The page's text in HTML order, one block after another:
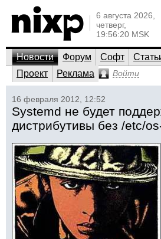
6 августа 2026,
четверг,
19:56:20 MSK
Новости Форум Софт
Проект
Реклама Войти
16 февраля 2012, 12:52
Systemd не будет
дистрибутивы без /etc/